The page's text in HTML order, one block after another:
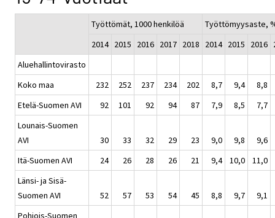
Työttömät, 1000 henkilöä
Työttömyysaste,
2014 2015 2016 2017 2018 2014 2015 2016
Aluehallintovirasto
Koko maa
232 252 237 234 202 8,7 9,4
8,8
Etelä-Suomen AVI
92 101 92 94 87 7,9 8,5
7,7
Lounais-Suomen
AVI
30 33 32 29 23 9,0 9,8
9,6
Itä-Suomen AVI
24 26 28 26 21 9,4 10,0
11,0
Länsi- ja Sisä-
Suomen AVI
52 57 53 54 45 8,8 9,7
9,1
Pohjois-Suomen